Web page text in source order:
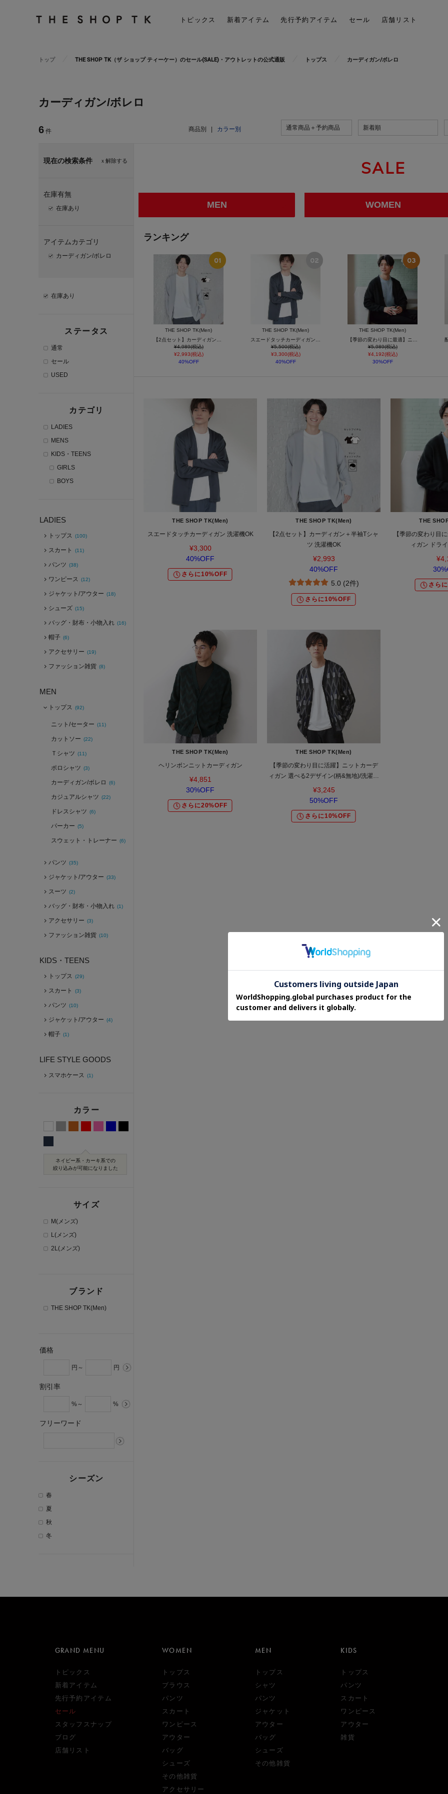
トピックス 新着アイテム 先行予約アイテム セール 店舗リスト
トップ THE SHOP TK（ザ ショップ ティーケー）のセール(SALE)・アウトレットの公式通販 トップス カーディガン/ボレロ
カーディガン/ボレロ
6 件 商品別 カラー別 通常商品＋予約商品 新着順
ｘ解除する
現在の検索条件
在庫有無
在庫あり
アイテムカテゴリ
カーディガン/ボレロ
在庫あり
ステータス
通常
セール
USED
カテゴリ
LADIES
MENS
KIDS・TEENS
GIRLS
BOYS
LADIES
トップス (100)
スカート (11)
パンツ (38)
ワンピース (12)
ジャケット/アウター (18)
シューズ (15)
バッグ・財布・小物入れ (16)
帽子 (6)
アクセサリー (19)
ファッション雑貨 (8)
MEN
トップス (92)
ニット/セーター (11)
カットソー (22)
Ｔシャツ (11)
ポロシャツ (3)
カーディガン/ボレロ (6)
カジュアルシャツ (22)
ドレスシャツ (6)
パーカー (5)
スウェット・トレーナー (6)
パンツ (35)
ジャケット/アウター (33)
スーツ (2)
バッグ・財布・小物入れ (1)
アクセサリー (3)
ファッション雑貨 (10)
KIDS・TEENS
トップス (29)
スカート (3)
パンツ (10)
ジャケット/アウター (4)
帽子 (1)
LIFE STYLE GOODS
スマホケース (1)
カラー
ネイビー系・カーキ系での
絞り込みが可能になりました
サイズ
M(メンズ)
L(メンズ)
2L(メンズ)
ブランド
THE SHOP TK(Men)
価格
円～ 円
割引率
%～ %
フリーワード
シーズン
春
夏
秋
冬
SALE
MEN WOMEN
ランキング
THE SHOP TK(Men)
¥4,989(税込)
¥2,993(税込)
40%OFF
THE SHOP TK(Men)
¥5,500(税込)
¥3,300(税込)
40%OFF
THE SHOP TK(Men)
¥5,989(税込)
¥4,192(税込)
30%OFF
THE SHOP TK(Men)
スエードタッチカーディガン 洗濯機OK
¥3,300
40%OFF
さらに10%OFF
THE SHOP TK(Men)
【2点セット】カーディガン＋半袖Tシャ
ツ 洗濯機OK
¥2,993
40%OFF
5.0 (2件)
さらに10%OFF
THE
【季節の変わり目
ィガン ドラ
さら
THE SHOP TK(Men)
ヘリンボンニットカーディガン
¥4,851
30%OFF
さらに20%OFF
THE SHOP TK(Men)
【季節の変わり目に活躍】ニットカーデ
ィガン 選べる2デザイン(柄&無地)/洗濯機
OK
¥3,245
50%OFF
さらに10%OFF
GRAND MENU
トピックス
新着アイテム
先行予約アイテム
セール
スタッフスナップ
ブログ
店舗リスト
WOMEN
トップス
ブラウス
パンツ
スカート
ワンピース
アウター
バッグ
シューズ
その他雑貨
アクセサリー
MEN
トップス
シャツ
パンツ
ジャケット
アウター
バッグ
シューズ
その他雑貨
KIDS
トップス
パンツ
スカート
ワンピース
アウター
雑貨